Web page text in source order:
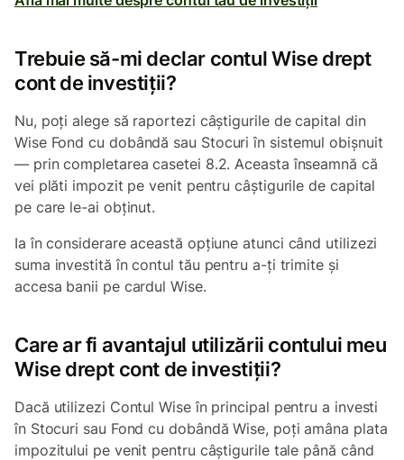
Trebuie să-mi declar contul Wise drept
cont de investiții?
Nu, poți alege să raportezi câștigurile de capital din
Wise Fond cu dobândă sau Stocuri în sistemul obișnuit
— prin completarea casetei 8.2. Aceasta înseamnă că
vei plăti impozit pe venit pentru câștigurile de capital
pe care le-ai obținut.
Ia în considerare această opțiune atunci când utilizezi
suma investită în contul tău pentru a-ți trimite și
accesa banii pe cardul Wise.
Care ar fi avantajul utilizării contului meu
Wise drept cont de investiții?
Dacă utilizezi Contul Wise în principal pentru a investi
în Stocuri sau Fond cu dobândă Wise, poți amâna plata
impozitului pe venit pentru câștigurile tale până când